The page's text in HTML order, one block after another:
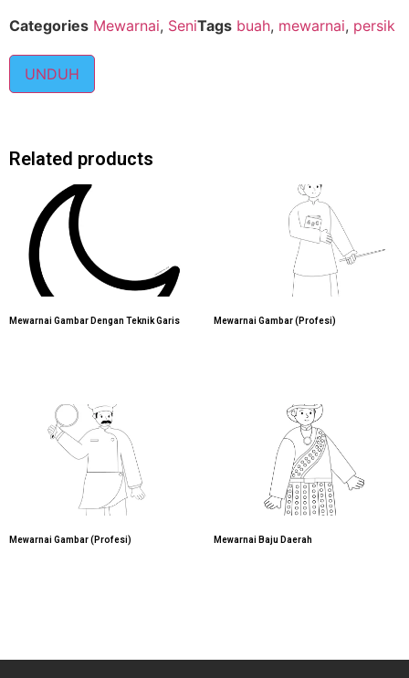
Categories Mewarnai, SeniTags buah, mewarnai, persik
UNDUH
Related products
Mewarnai Gambar Dengan Teknik Garis Mewarnai Gambar (Profesi)
Mewarnai Gambar (Profesi) Mewarnai Baju Daerah